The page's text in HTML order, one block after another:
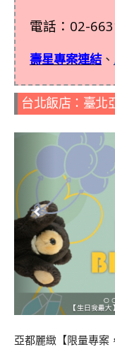
電話： 02-
壽星專案連結、
台北飯店：臺北
亞都麗緻【限量專案